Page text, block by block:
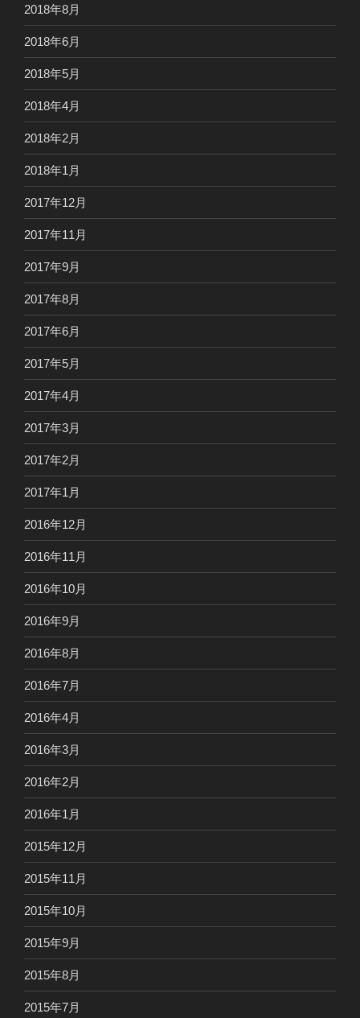
2018年8月
2018年6月
2018年5月
2018年4月
2018年2月
2018年1月
2017年12月
2017年11月
2017年9月
2017年8月
2017年6月
2017年5月
2017年4月
2017年3月
2017年2月
2017年1月
2016年12月
2016年11月
2016年10月
2016年9月
2016年8月
2016年7月
2016年4月
2016年3月
2016年2月
2016年1月
2015年12月
2015年11月
2015年10月
2015年9月
2015年8月
2015年7月